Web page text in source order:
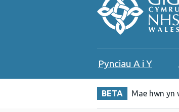
Pynciau A i Y
BETA Mae hwn yn